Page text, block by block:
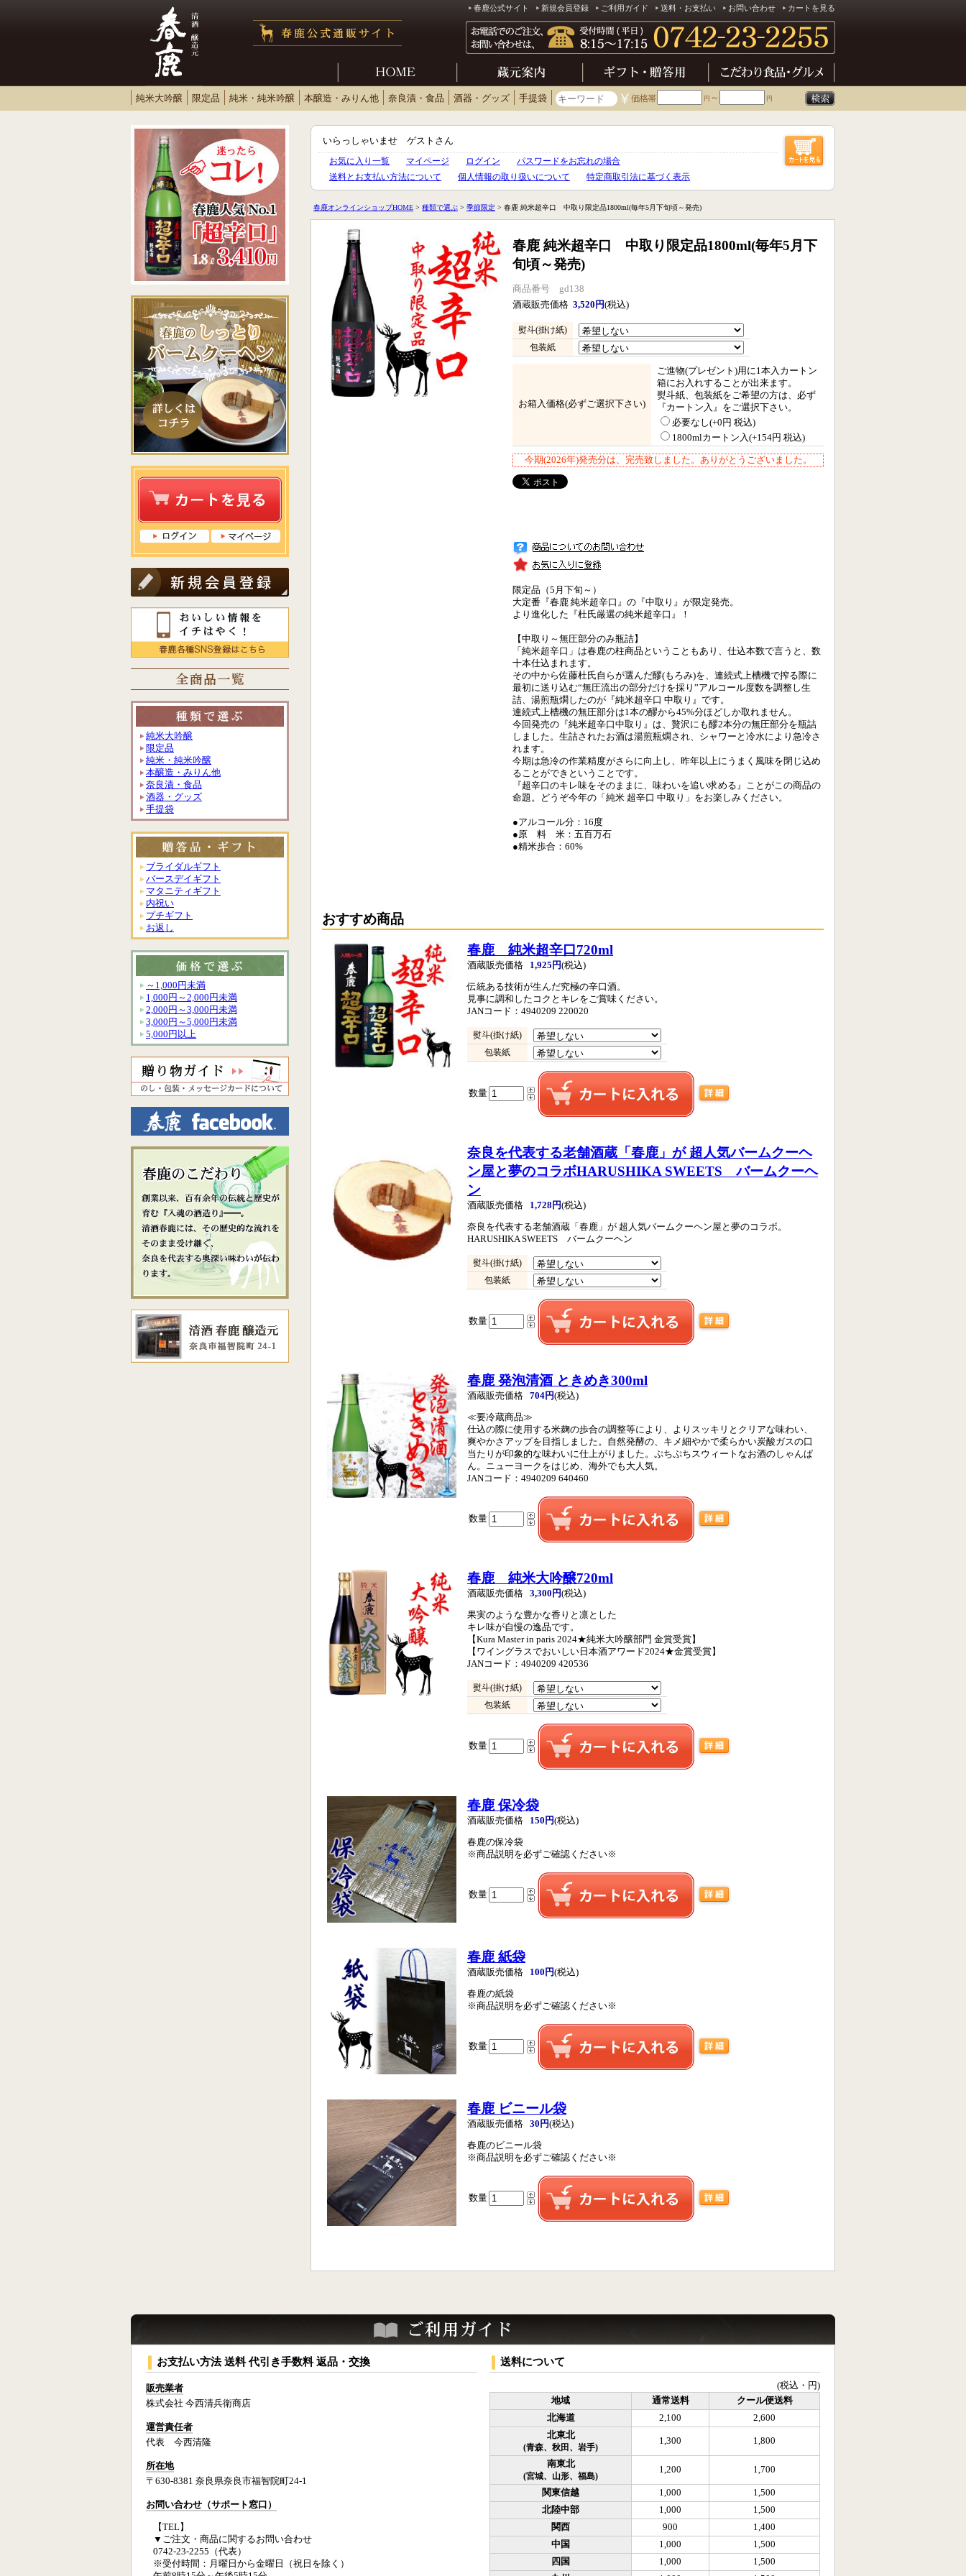
春鹿公式サイト 新規会員登録 ご利用ガイド 送料・お支払い お問い合わせ カートを見る
純米大吟醸 限定品 純米・純米吟醸 本醸造・みりん他 奈良漬・食品 酒器・グッズ 手提袋 円 ～ 円
純米大吟醸
限定品
純米・純米吟醸
本醸造・みりん他
奈良漬・食品
酒器・グッズ
手提袋
ブライダルギフト
バースデイギフト
マタニティギフト
内祝い
プチギフト
お返し
～1,000円未満
1,000円～2,000円未満
2,000円～3,000円未満
3,000円～5,000円未満
5,000円以上
いらっしゃいませ ゲストさん
お気に入り一覧 マイページ ログイン
パスワードをお忘れの場合
送料とお支払い方法について
個人情報の取り扱いについて 特定商取引法に基づく表示
春鹿オンラインショップHOME > 種類で選ぶ > 季節限定 > 春鹿 純米超辛口 中取り限定品1800ml(毎年5月下旬頃～発売)
春鹿 純米超辛口 中取り限定品1800ml(毎年5月下
旬頃～発売)
商品番号 gd138
酒蔵販売価格 3,520円(税込)
熨斗(掛け紙)
包装紙
お箱入価格(必ずご選択下さい)
ご進物(プレゼント)用に1本入カートン
箱にお入れすることが出来ます。
熨斗紙、包装紙をご希望の方は、必ず
『カートン入』をご選択下さい。
必要なし(+0円 税込)
1800mlカートン入(+154円 税込)
今期(2026年)発売分は、完売致しました。ありがとうございました。
限定品（5月下旬～）
大定番『春鹿 純米超辛口』の『中取り』が限定発売。
より進化した『杜氏厳選の純米超辛口』！
【中取り～無圧部分のみ瓶詰】
「純米超辛口」は春鹿の柱商品ということもあり、仕込本数で言うと、数
十本仕込まれます。
その中から佐藤杜氏自らが選んだ醪(もろみ)を、連続式上槽機で搾る際に
最初に送り込む“無圧流出の部分だけを採り”アルコール度数を調整し生
詰、湯煎瓶燗したのが『純米超辛口 中取り』です。
連続式上槽機の無圧部分は1本の醪から45%分ほどしか取れません。
今回発売の『純米超辛口中取り』は、贅沢にも醪2本分の無圧部分を瓶詰
しました。生詰されたお酒は湯煎瓶燗され、シャワーと冷水により急冷さ
れます。
今期は急冷の作業精度がさらに向上し、昨年以上にうまく風味を閉じ込め
ることができということです。
『超辛口のキレ味をそのままに、味わいを追い求める』ことがこの商品の
命題。どうぞ今年の「純米 超辛口 中取り」をお楽しみください。
●アルコール分：16度
●原 料 米：五百万石
●精米歩合：60%
おすすめ商品
春鹿 純米超辛口720ml
酒蔵販売価格 1,925円(税込)
伝統ある技術が生んだ究極の辛口酒。
見事に調和したコクとキレをご賞味ください。
JANコード：4940209 220020
熨斗(掛け紙)
包装紙
数量
奈良を代表する老舗酒蔵「春鹿」が 超人気バームクーヘ
ン屋と夢のコラボHARUSHIKA SWEETS バームクーヘ
ン
酒蔵販売価格 1,728円(税込)
奈良を代表する老舗酒蔵「春鹿」が 超人気バームクーヘン屋と夢のコラボ。
HARUSHIKA SWEETS バームクーヘン
熨斗(掛け紙)
包装紙
数量
春鹿 発泡清酒 ときめき300ml
酒蔵販売価格 704円(税込)
≪要冷蔵商品≫
仕込の際に使用する米麹の歩合の調整等により、よりスッキリとクリアな味わい、
爽やかさアップを目指しました。自然発酵の、キメ細やかで柔らかい炭酸ガスの口
当たりが印象的な味わいに仕上がりました。ぷちぷちスウィートなお酒のしゃんぱ
ん。ニューヨークをはじめ、海外でも大人気。
JANコード：4940209 640460
数量
春鹿 純米大吟醸720ml
酒蔵販売価格 3,300円(税込)
果実のような豊かな香りと凛とした
キレ味が自慢の逸品です。
【Kura Master in paris 2024★純米大吟醸部門 金賞受賞】
【ワイングラスでおいしい日本酒アワード2024★金賞受賞】
JANコード：4940209 420536
熨斗(掛け紙)
包装紙
数量
春鹿 保冷袋
酒蔵販売価格 150円(税込)
春鹿の保冷袋
※商品説明を必ずご確認ください※
数量
春鹿 紙袋
酒蔵販売価格 100円(税込)
春鹿の紙袋
※商品説明を必ずご確認ください※
数量
春鹿 ビニール袋
酒蔵販売価格 30円(税込)
春鹿のビニール袋
※商品説明を必ずご確認ください※
数量
お支払い方法 送料 代引き手数料 返品・交換
販売業者
株式会社 今西清兵衛商店
運営責任者
代表 今西清隆
所在地
〒630-8381 奈良県奈良市福智院町24-1
お問い合わせ（サポート窓口）
【TEL】
▼ご注文・商品に関するお問い合わせ
0742-23-2255（代表）
※受付時間：月曜日から金曜日（祝日を除く）
送料について
(税込・円)
地域
通常送料
クール便送料
北海道
2,100
2,600
北東北
(青森、秋田、岩手)
1,300 1,800
南東北
(宮城、山形、福島)
1,200 1,700
関東信越 1,000
1,500
北陸中部
1,000
1,500
関西
900
1,400
中国
1,000
1,500
四国
1,000
1,500